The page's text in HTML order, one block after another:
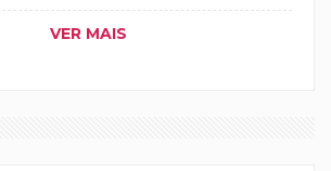
VER MAIS